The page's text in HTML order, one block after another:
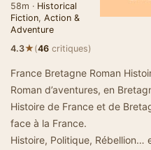
58m · Historical
Fiction, Action &
Adventure
4.3★(46 critiques)
France Bretagne Roman
Roman d’aventures, en
Histoire de France et de
face à la France.
Histoire, Politique, Rébellion…